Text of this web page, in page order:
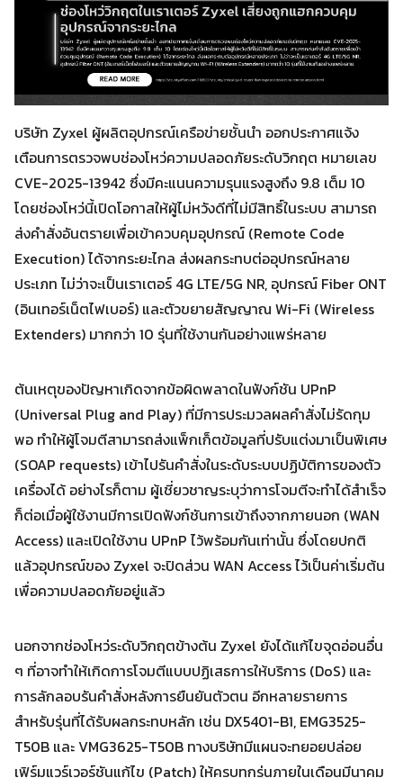
Search
for:
Search
บริษัท Zyxel ผู้ผลิตอุปกรณ์เครือข่ายชั้นนำ ออกประกาศแจ้ง
เตือนการตรวจพบช่องโหว่ความปลอดภัยระดับวิกฤต หมายเลข
CVE-2025-13942 ซึ่งมีคะแนนความรุนแรงสูงถึง 9.8 เต็ม 10
โดยช่องโหว่นี้เปิดโอกาสให้ผู้ไม่หวังดีที่ไม่มีสิทธิ์ในระบบ สามารถ
ส่งคำสั่งอันตรายเพื่อเข้าควบคุมอุปกรณ์ (Remote Code
Execution) ได้จากระยะไกล ส่งผลกระทบต่ออุปกรณ์หลาย
ประเภท ไม่ว่าจะเป็นเราเตอร์ 4G LTE/5G NR, อุปกรณ์ Fiber ONT
(อินเทอร์เน็ตไฟเบอร์) และตัวขยายสัญญาณ Wi-Fi (Wireless
Extenders) มากกว่า 10 รุ่นที่ใช้งานกันอย่างแพร่หลาย
ต้นเหตุของปัญหาเกิดจากข้อผิดพลาดในฟังก์ชัน UPnP
(Universal Plug and Play) ที่มีการประมวลผลคำสั่งไม่รัดกุม
พอ ทำให้ผู้โจมตีสามารถส่งแพ็กเก็ตข้อมูลที่ปรับแต่งมาเป็นพิเศษ
(SOAP requests) เข้าไปรันคำสั่งในระดับระบบปฏิบัติการของตัว
เครื่องได้ อย่างไรก็ตาม ผู้เชี่ยวชาญระบุว่าการโจมตีจะทำได้สำเร็จ
ก็ต่อเมื่อผู้ใช้งานมีการเปิดฟังก์ชันการเข้าถึงจากภายนอก (WAN
Access) และเปิดใช้งาน UPnP ไว้พร้อมกันเท่านั้น ซึ่งโดยปกติ
แล้วอุปกรณ์ของ Zyxel จะปิดส่วน WAN Access ไว้เป็นค่าเริ่มต้น
เพื่อความปลอดภัยอยู่แล้ว
นอกจากช่องโหว่ระดับวิกฤตข้างต้น Zyxel ยังได้แก้ไขจุดอ่อนอื่น
ๆ ที่อาจทำให้เกิดการโจมตีแบบปฏิเสธการให้บริการ (DoS) และ
การลักลอบรันคำสั่งหลังการยืนยันตัวตน อีกหลายรายการ
สำหรับรุ่นที่ได้รับผลกระทบหลัก เช่น DX5401-B1, EMG3525-
T50B และ VMG3625-T50B ทางบริษัทมีแผนจะทยอยปล่อย
เฟิร์มแวร์เวอร์ชันแก้ไข (Patch) ให้ครบทุกรุ่นภายในเดือนมีนาคม